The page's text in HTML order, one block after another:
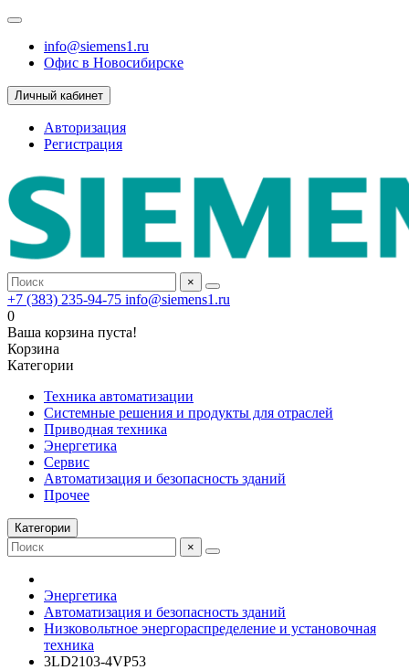
info@siemens1.ru
Офис в Новосибирске
Личный кабинет
Авторизация
Регистрация
×
+7 (383) 235-94-75 info@siemens1.ru
0
Ваша корзина пуста!
Корзина
Категории
Техника автоматизации
Системные решения и продукты для отраслей
Приводная техника
Энергетика
Сервис
Автоматизация и безопасность зданий
Прочее
Категории
×
Энергетика
Автоматизация и безопасность зданий
Низковольтное энергораспределение и установочная
техника
3LD2103-4VP53